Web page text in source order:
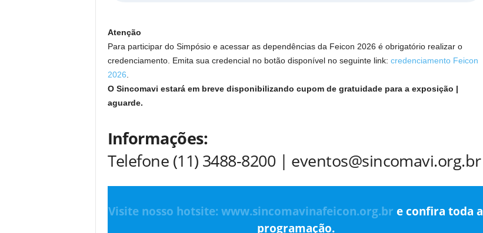
Atenção
Para participar do Simpósio e acessar as dependências da Feicon 2026 é obrigatório realizar o
credenciamento. Emita sua credencial no botão disponível no seguinte link: credenciamento Feicon
2026
O Sincomavi estará em breve disponibilizando cupom de gratuidade para a exposição |
aguarde.
Informações:
Telefone (11) 3488-8200 | eventos@sincomavi.org.br
Visite nosso hotsite: www.sincomavinafeicon.org.br e confira toda a
programação.